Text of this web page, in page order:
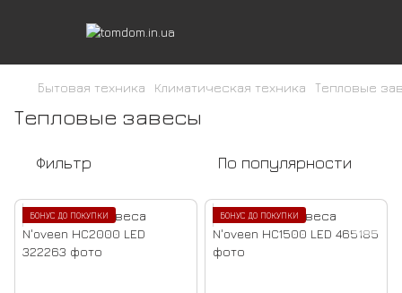
Бытовая техника Климатическая техника Тепловые
Тепловые завесы
Фильтр По популярности
БОНУС ДО ПОКУПКИ БОНУС ДО ПОКУПКИ